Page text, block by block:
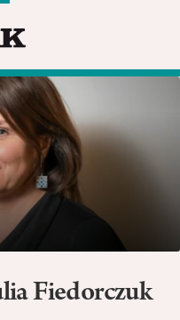
Fiedorczuk